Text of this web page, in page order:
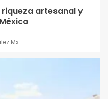
artesanal y
Mx